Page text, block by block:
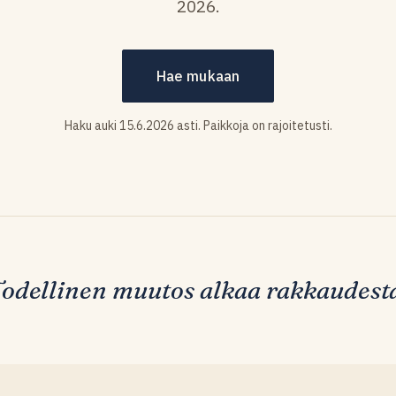
2026.
Hae mukaan
Haku auki 15.6.2026 asti. Paikkoja on rajoitetusti.
muutos alkaa